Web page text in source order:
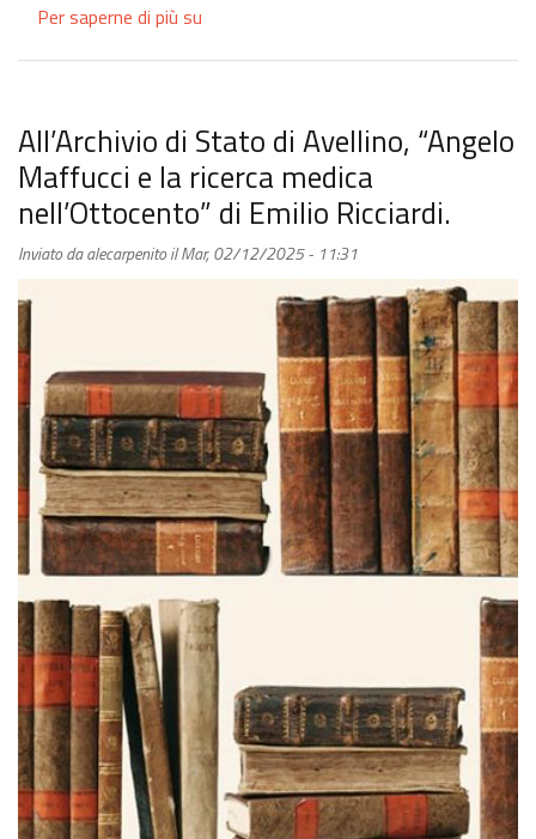
Per saperne di più su
con
il
romanzo
"Anita
e
fuga.
Da
Wagna
a
Trieste"
di
Gaetana
Aufiero
All’Archivio di Stato di Avellino, “Angelo
Maffucci e la ricerca medica
nell’Ottocento” di Emilio Ricciardi.
Inviato daalecarpenitoilMar, 02/12/2025 - 11:31